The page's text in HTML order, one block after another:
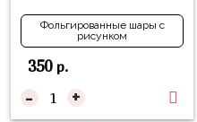
Фольгированные шары с
рисунком
350р.
- +
Звёздные
Войны
Уэнсдэй